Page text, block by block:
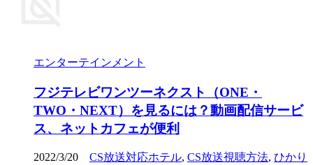
エンターテインメント
フジテレビワンツーネクスト（ONE・
TWO・NEXT）を見るには？動画配信サービ
ス、ネットカフェが便利
2022/3/20 CS放送対応ホテル, CS放送視聴方法, ひかり